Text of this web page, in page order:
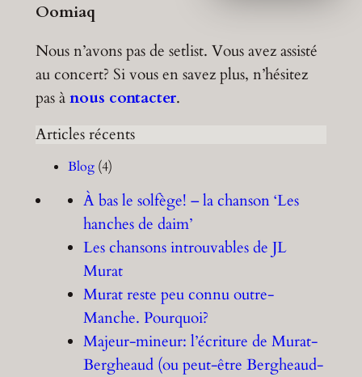
Oomiaq
Nous n’avons pas de setlist. Vous avez assisté
au concert? Si vous en savez plus, n’hésitez
pas ànous contacter.
Articles récents
Blog(4)
À bas le solfège! – la chanson ‘Les
hanches de daim’
Les chansons introuvables de JL
Murat
Murat reste peu connu outre-
Manche. Pourquoi?
Majeur-mineur: l’écriture de Murat-
Bergheaud (ou peut-être Bergheaud-